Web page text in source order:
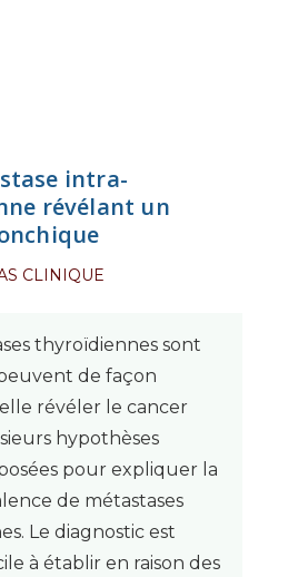
intra-
révélant un
CLINIQUE
thyroïdiennes sont
de façon
révéler le cancer
hypothèses
pour expliquer la
de métastases
Le diagnostic est
à établir en raison des